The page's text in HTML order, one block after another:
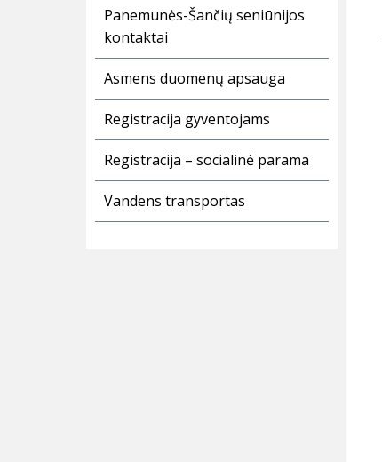
Panemunės-Šančių seniūnijos
kontaktai
Asmens duomenų apsauga
Registracija gyventojams
Registracija – socialinė parama
Vandens transportas